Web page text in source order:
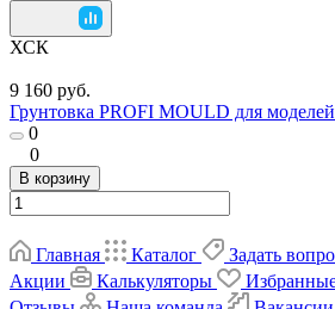
ХСК
9 160 руб.
Грунтовка PROFI MOULD для моделей
0
0
В корзину
Главная Каталог Задать
Акции
Калькуляторы